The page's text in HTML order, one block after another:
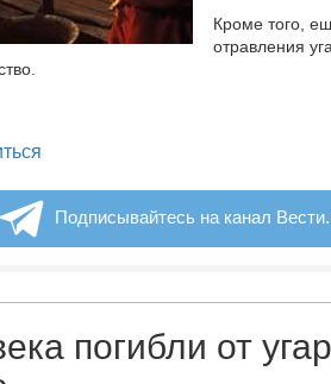
Кроме того,
отравления
Подписывайтесь на канал
погибли от